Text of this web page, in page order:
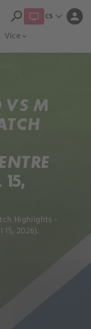
Více expand_more
search CS expand_more person
VS M
Highlights -
15, 2026).